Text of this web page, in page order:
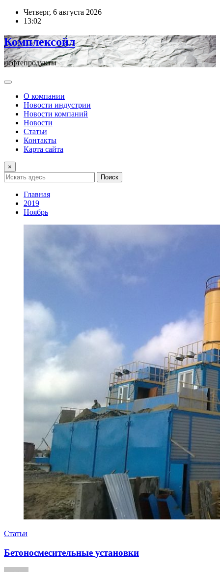
ПерейтиЧетверг, 6 августа 2026
13:02
Комплексойл
нефтепродукты
О компании
Новости индустрии
Новости компаний
Новости
Статьи
Контакты
Карта сайта
×
Поиск
Главная
2019
Ноябрь
Статьи
Бетоносмесительные установки